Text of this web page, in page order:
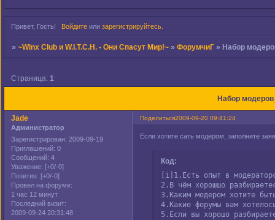
Привет, Гость! Войдитеили зарегистрируйтесь.
»~Winx Club и W.I.T.C.H. - Они Спасут Мир!~ »ФорумчиГ » Набор
Набор
Страница:1
Поделиться2009-09-20 09:41:24
Jade
Администратор
Зарегистрирован: 2009-09-19
Приглашений: 0
Сообщений: 4
Уважение: [+0/-0]
Позитив: [+0/-0]
Провел на форуме:
1 час 12 минут
Последний визит:
2009-09-24 20:31:48
Если хотите сать модером, заполните
Код:
[i]1.Есть опыт в
2.В чём хорошшо
3.Каким модером хотите
4.Какие форумы вам
5.Если вы хорошо